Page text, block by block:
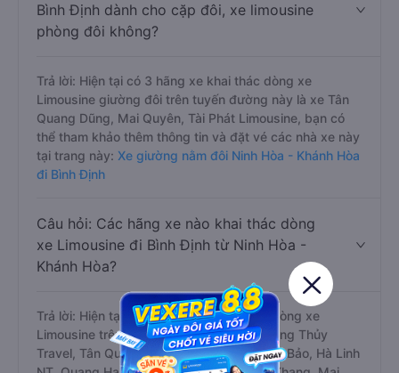
Bình Định dành cho cặp đôi, xe limousine
phòng đôi không?
Trả lời: Hiện tại có 3 hãng xe khai thác dòng xe
Limousine giường đôi trên tuyến đường này là xe Tân
Quang Dũng, Mai Quyên, Tài Phát Limousine, bạn có
thể tham khảo thêm thông tin và đặt vé các nhà xe này
tại trang này: Xe giường nằm đôi Ninh Hòa - Khánh Hòa
đi Bình Định
Câu hỏi: Các hãng xe nào khai thác dòng
xe Limousine đi Bình Định từ Ninh Hòa -
Khánh Hòa?
Trả lời: Hiện tại có 14 hãng xe khai thác dòng xe
Limousine trên tuyến đường này là xe Trọng Thủy
Travel, Tân Quang Dũng, Liên Hưng, Quốc Bảo, Hà Linh